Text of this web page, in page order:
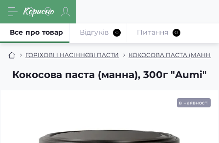
ГОРІХОВІ І НАСІННЄВІ ПАСТИ КОКОСОВА ПАСТА (МАННА)
Кокосова паста (манна), 300г "Aumi"
Все про товар Відгуків 0 Питання 0
в наявності